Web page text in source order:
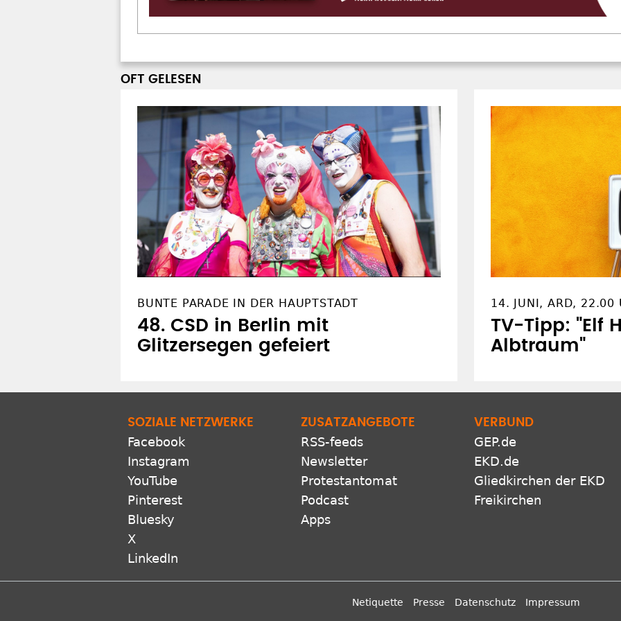
OFT GELESEN
BUNTE PARADE IN DER HAUPTSTADT
48. CSD in Berlin mit
Glitzersegen gefeiert
14. JUNI, ARD, 22.00
TV-Tipp: "Elf
Albtraum"
SOZIALE NETZWERKE
Facebook
Instagram
YouTube
Pinterest
Bluesky
X
LinkedIn
ZUSATZANGEBOTE
RSS-feeds
Newsletter
Protestantomat
Podcast
Apps
VERBUND
GEP.de
EKD.de
Gliedkirchen der EKD
Freikirchen
Netiquette Presse Datenschutz Impressum